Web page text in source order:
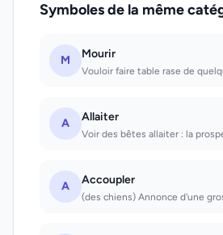
Symboles de la même
M Mourir
A Allaiter
Voir des bêtes allaiter : la
A Accoupler